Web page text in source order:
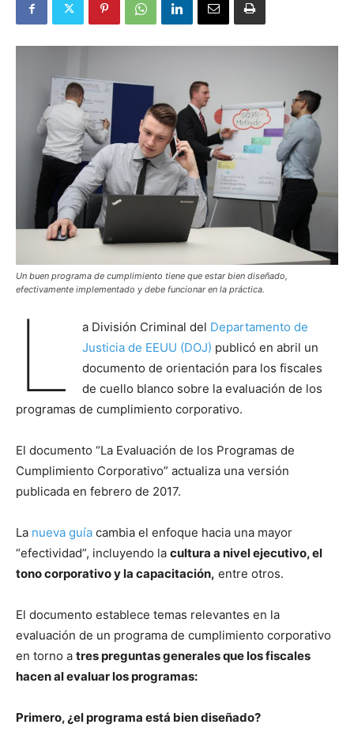
Un buen programa de cumplimiento tiene que estar bien diseñado,
efectivamente implementado y debe funcionar en la práctica.
L a División Criminal del Departamento de
Justicia de EEUU (DOJ) publicó en abril un
documento de orientación para los fiscales
de cuello blanco sobre la evaluación de los
programas de cumplimiento corporativo.
El documento “La Evaluación de los Programas de
Cumplimiento Corporativo” actualiza una versión
publicada en febrero de 2017.
La nueva guía cambia el enfoque hacia una mayor
“efectividad”, incluyendo la cultura a nivel ejecutivo, el
tono corporativo y la capacitación, entre otros.
El documento establece temas relevantes en la
evaluación de un programa de cumplimiento corporativo
en torno a tres preguntas generales que los fiscales
hacen al evaluar los programas:
Primero, ¿el programa está bien diseñado?